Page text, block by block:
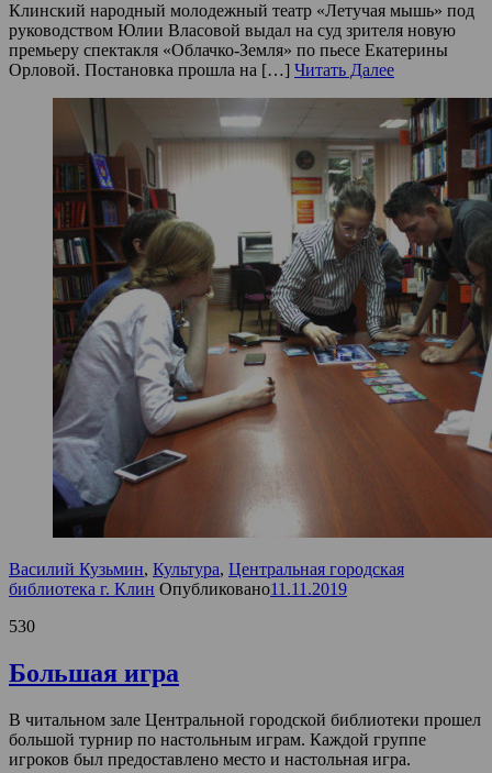
Клинский народный молодежный театр «Летучая мышь» под
руководством Юлии Власовой выдал на суд зрителя новую
премьеру спектакля «Облачко-Земля» по пьесе Екатерины
Орловой. Постановка прошла на […] Читать Далее
Василий Кузьмин, Культура, Центральная городская
библиотека г. Клин Опубликовано11.11.2019
530
Большая игра
В читальном зале Центральной городской библиотеки прошел
большой турнир по настольным играм. Каждой группе
игроков был предоставлено место и настольная игра.